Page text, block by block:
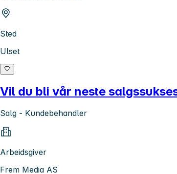
Sted
Ulset
Vil du bli vår neste
Salg - Kundebehandler
Arbeidsgiver
Frem Media AS